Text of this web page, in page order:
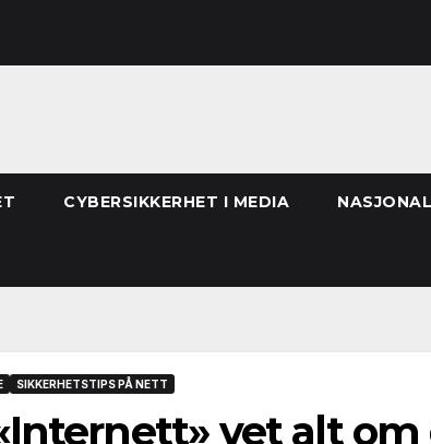
CYBERSIKKERHET I MEDIA
SIKKERHETSTIPS PÅ NETT
vet alt om